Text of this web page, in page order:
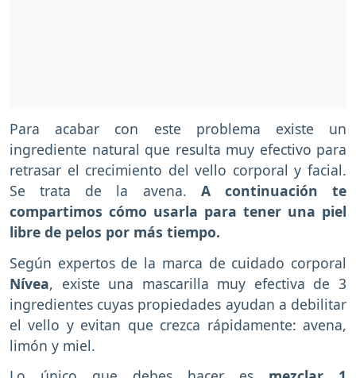
Para acabar con este problema existe un
ingrediente natural que resulta muy efectivo para
retrasar el crecimiento del vello corporal y facial.
Se trata de la avena. A continuación te
compartimos cómo usarla para tener una piel
libre de pelos por más tiempo.
Según expertos de la marca de cuidado corporal
Nívea, existe una mascarilla muy efectiva de 3
ingredientes cuyas propiedades ayudan a debilitar
el vello y evitan que crezca rápidamente: avena,
limón y miel.